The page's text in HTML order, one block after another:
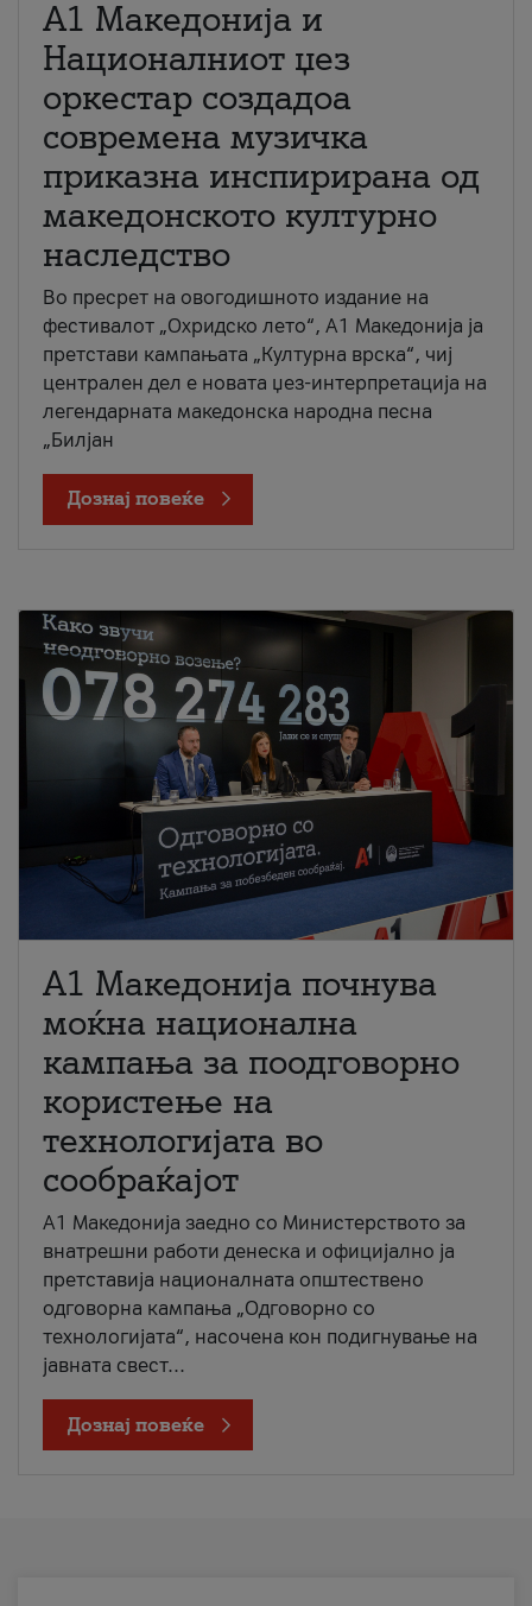
А1 Македонија и
Националниот џез
оркестар создадоа
современа музичка
приказна инспирирана од
македонското културно
наследство
Во пресрет на овогодишното издание на
фестивалот „Охридско лето“, А1 Македонија ја
претстави кампањата „Културна врска“, чиј
централен дел е новата џез-интерпретација на
легендарната македонска народна песна
„Билјан
Дознај повеќе
A1 Македонија почнува
моќна национална
кампања за поодговорно
користење на
технологијата во
сообраќајот
A1 Македонија заедно со Министерството за
внатрешни работи денеска и официјално ја
претставија националната општествено
одговорна кампања „Одговорно со
технологијата“, насочена кон подигнување на
јавната свест...
Дознај повеќе